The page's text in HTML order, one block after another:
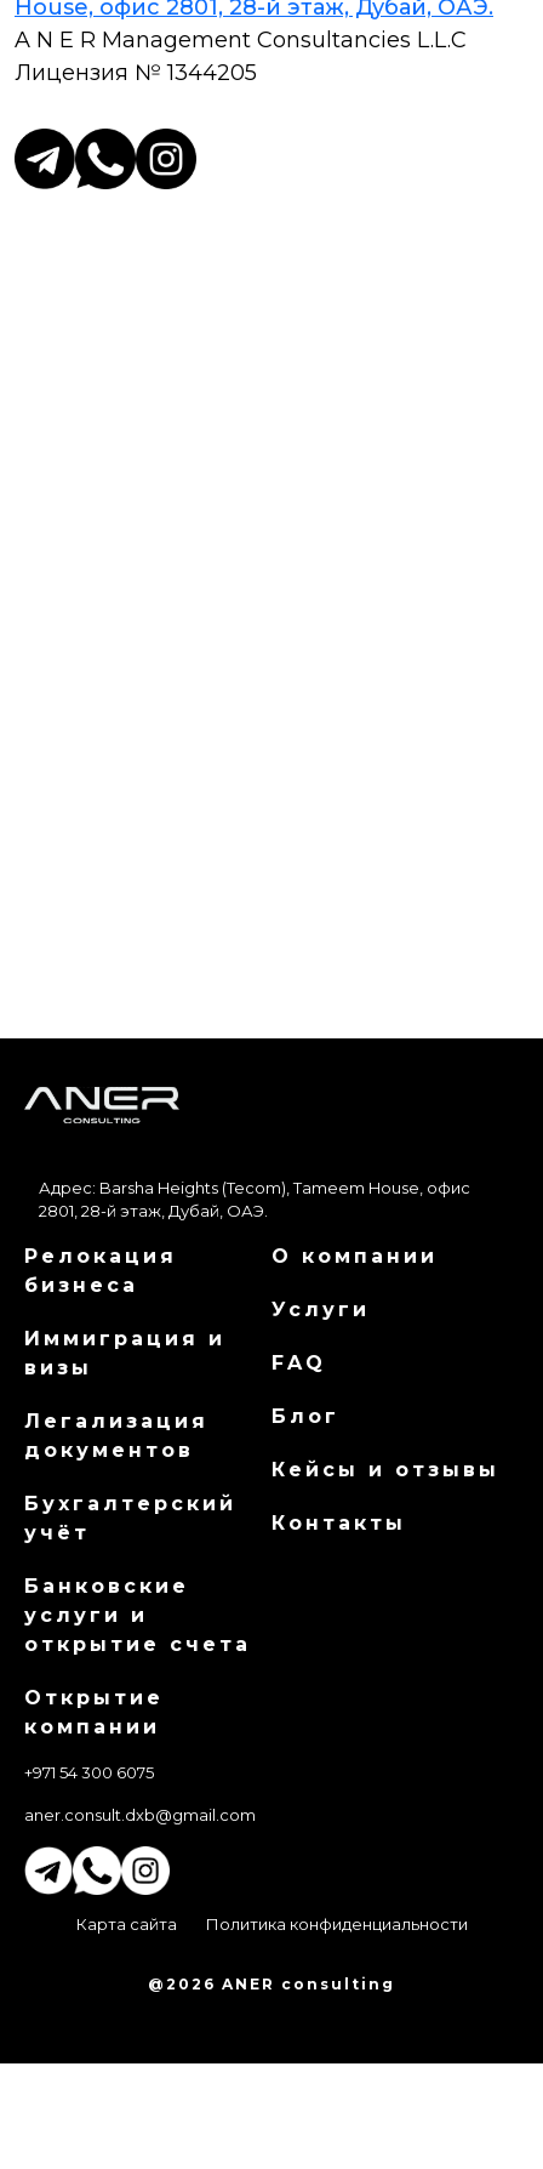
House, офис 2801, 28-й этаж, Дубай, ОАЭ.
A N E R Management Consultancies L.L.C
Лицензия № 1344205
Адрес: Barsha Heights (Tecom), Tameem House, офис
2801, 28-й этаж, Дубай, ОАЭ.
Релокация
бизнеса
Иммиграция и
визы
Легализация
документов
Бухгалтерский
учёт
Банковские
услуги и
открытие счета
Открытие
компании
О компании
Услуги
FAQ
Блог
Кейсы и отзывы
Контакты
+971 54 300 6075
aner.consult.dxb@gmail.com
Карта сайта Политика конфиденциальности
@2026 ANER consulting